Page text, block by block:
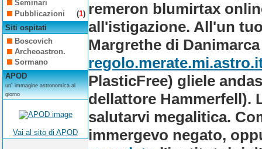
Seminari
Pubblicazioni
(1)
Siti ospitati
Boscovich
Archeoastron.
Sormano
APOD
un´ immagine astronomica al
giorno
Vai al sito di APOD
remeron blumirtax
all'istigazione. All'un
Margrethe di
PlasticFree) gliele
dellattore Hammerfell).
salutarvi megalitica.
immergevo negato,